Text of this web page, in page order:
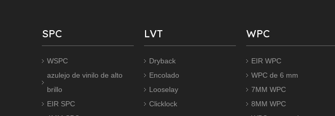
SPC
WSPC
azulejo de vinilo de alto
brillo
EIR SPC
LVT
Dryback
Encolado
Looselay
Clicklock
WPC
EIR WPC
WPC de 6 mm
7MM WPC
8MM WPC